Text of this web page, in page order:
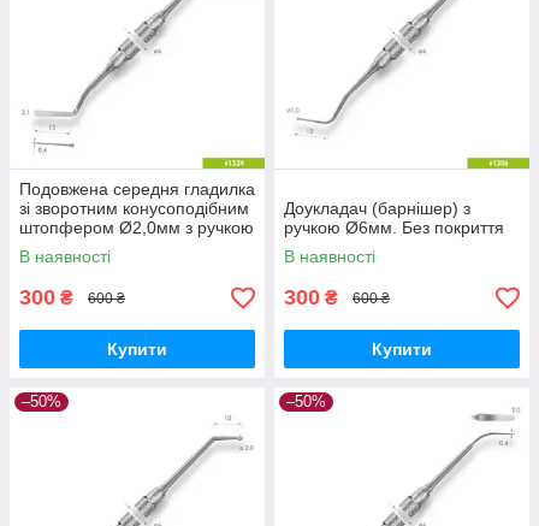
Подовжена середня гладилка
зі зворотним конусоподібним
штопфером Ø2,0мм з ручкою
Ø6мм. Без покриття
В наявності
300 ₴ 600 ₴
Купити
Доукладач (барнішер) з
ручкою Ø6мм. Без покриття
В наявності
300 ₴ 600 ₴
Купити
–50% –50%